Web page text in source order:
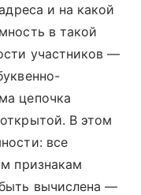
и на какой
в такой
участников —
цепочка
В этом
все
признакам
вычислена —